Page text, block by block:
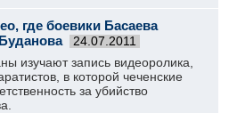
где боевики Басаева
24.07.2011
изучают запись видеоролика,
в которой чеченские
за убийство